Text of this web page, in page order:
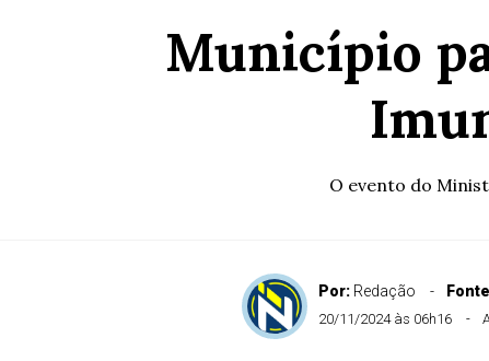
Município
O evento do
Por: Redação
20/11/2024 às 06h16